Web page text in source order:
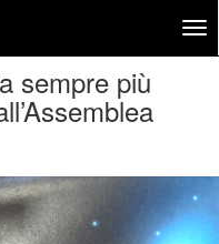
sempre più